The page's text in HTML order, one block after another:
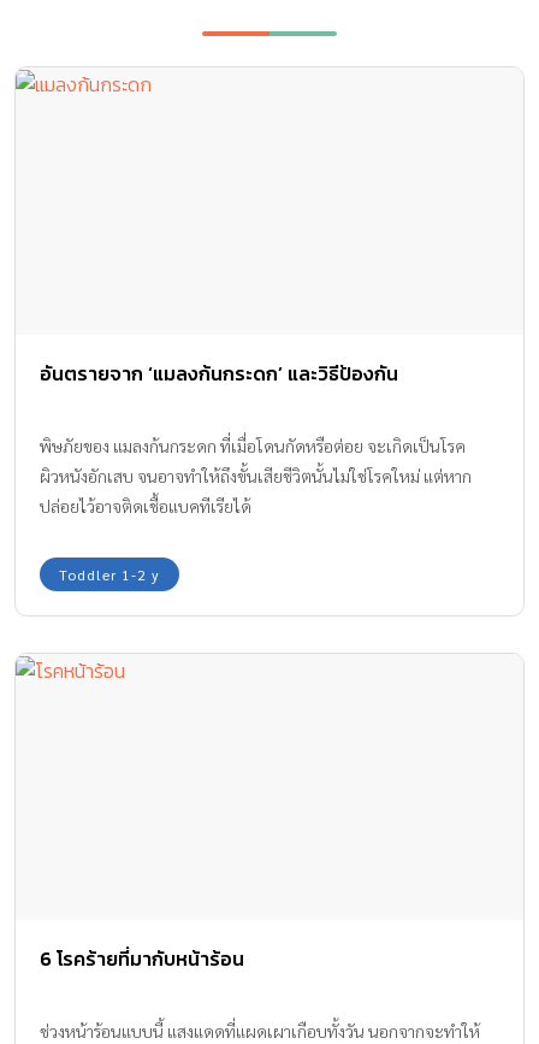
อันตรายจาก ‘แมลงก้นกระดก’ และวิธีป้องกัน
พิษภัยของ แมลงก้นกระดก ที่เมื่อโดนกัดหรือต่อย จะเกิดเป็นโรค
ผิวหนังอักเสบ จนอาจทำให้ถึงขั้นเสียชีวิตนั้นไม่ใช่โรคใหม่ แต่หาก
ปล่อยไว้อาจติดเชื้อแบคทีเรียได้
Toddler 1-2 y
6 โรคร้ายที่มากับหน้าร้อน
ช่วงหน้าร้อนแบบนี้ แสงแดดที่แผดเผาเกือบทั้งวัน นอกจากจะทำให้